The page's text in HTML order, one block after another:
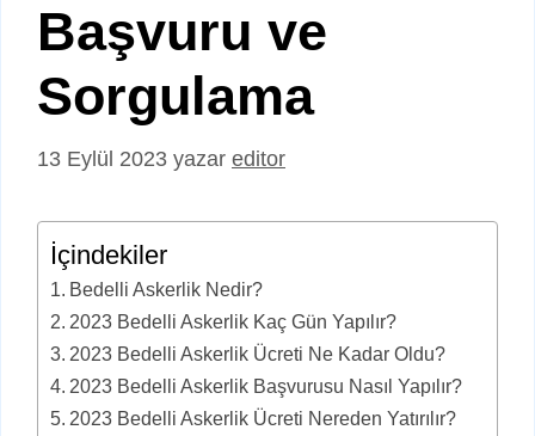
Başvuru ve
Sorgulama
13 Eylül 2023 yazar editor
İçindekiler
Bedelli Askerlik Nedir?
2023 Bedelli Askerlik Kaç Gün Yapılır?
2023 Bedelli Askerlik Ücreti Ne Kadar Oldu?
2023 Bedelli Askerlik Başvurusu Nasıl Yapılır?
2023 Bedelli Askerlik Ücreti Nereden Yatırılır?